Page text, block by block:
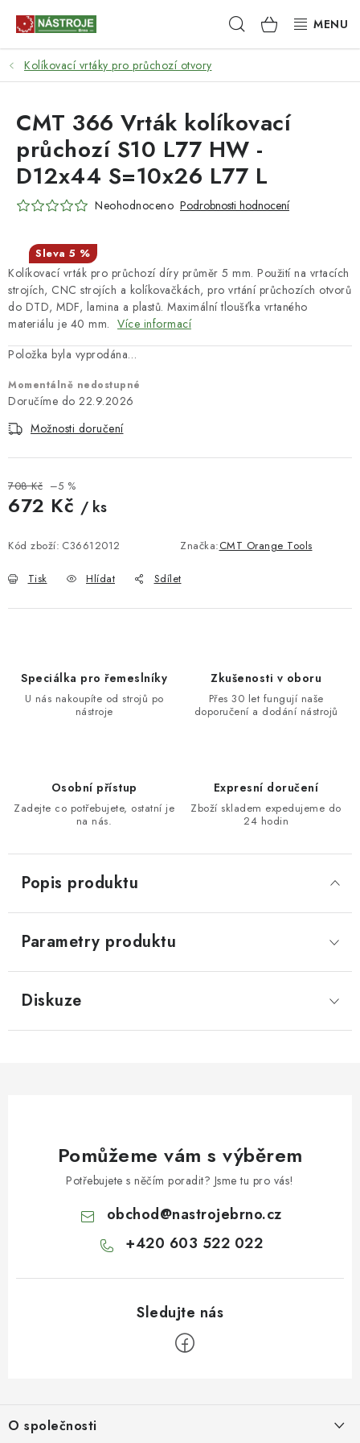
Hledat NÁKUPNÍ
KOŠÍK
NÁSTROJE
AKCE
BRUSIVO
RUČNÍ NÁŘADÍ, PŘÍPRAVKY
STROJE
KONTAKTY
DÁRKOVÉ POUKAZY
NÁSTROJE PRO STOLAŘE
NÁSTROJE PRO ŘEZÁNÍ DŘEVA
NÁSTROJE PRO FRÉZOVÁNÍ
POTŘEBUJI DOBRÝ STROJ
Moje objednávka
Kolíkovací vrtáky pro průchozí otvory
Kolíkovací vrták pro průchozí díry průměr 5 mm. Použití na vrtacích
strojích, CNC strojích a kolíkovačkách, pro vrtání průchozích otvorů
do DTD, MDF, lamina a plastů. Maximální tloušťka vrtaného
materiálu je 40 mm. Více informací
Položka byla vyprodána…
Momentálně nedostupné
22.9.2026
Možnosti doručení
708 Kč –5 %
672 Kč / ks
Kód zboží: C36612012 Značka:CMT Orange Tools
Tisk Hlídat Sdílet
CMT 366 Vrták kolíkovací
průchozí S10 L77 HW -
D12x44 S=10x26 L77 L
Neohodnoceno Podrobnosti hodnocení
5 %
Speciálka pro řemeslníky
U nás nakoupíte od strojů po
nástroje
Zkušenosti v oboru
Přes 30 let fungují naše
doporučení a dodání nástrojů
Osobní přístup
Zadejte co potřebujete, ostatní je
na nás.
Expresní doručení
Zboží skladem expedujeme do
24 hodin
Popis produktu
Parametry produktu
Diskuze
Pomůžeme vám s výběrem
Potřebujete s něčím poradit? Jsme tu pro vás!
obchod@nastrojebrno.cz
+420 603 522 022
pO společnosti